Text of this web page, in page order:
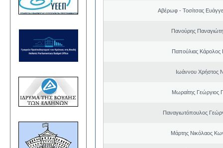
Αβέρωφ - Τοσίτσας
Πανούρης
Παπούλιας Κάρολος
Ιωάννου Χρήστος
Μωραίτης Γεώργιος
Παναγιωτόπουλος
Μάρτης Νικόλαος